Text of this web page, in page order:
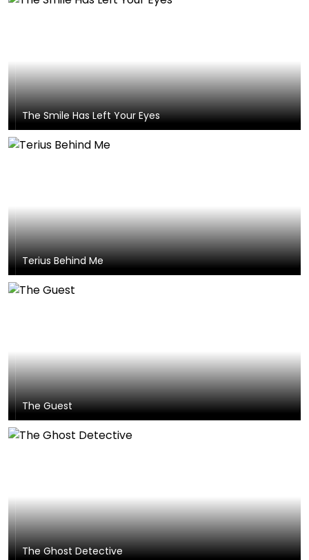
The Smile Has Left Your Eyes
Terius Behind Me
The Guest
The Ghost Detective